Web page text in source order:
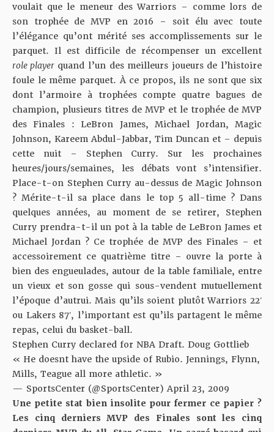
voulait que le meneur des Warriors – comme lors de
son trophée de MVP en 2016 – soit élu avec toute
l’élégance qu’ont mérité ses accomplissements sur le
parquet. Il est difficile de récompenser un excellent
role playerquand l’un des meilleurs joueurs de l’histoire
foule le même parquet. À ce propos, ils ne sont que six
dont l’armoire à trophées compte quatre bagues de
champion, plusieurs titres de MVP et le trophée de MVP
des Finales : LeBron James, Michael Jordan, Magic
Johnson, Kareem Abdul-Jabbar, Tim Duncan et – depuis
cette nuit – Stephen Curry. Sur les prochaines
heures/jours/semaines, les débats vont s’intensifier.
Place-t-on Stephen Curry au-dessus de Magic Johnson
? Mérite-t-il sa place dans le top 5 all-time ? Dans
quelques années, au moment de se retirer, Stephen
Curry prendra-t-il un pot à la table de LeBron James et
Michael Jordan ? Ce trophée de MVP des Finales – et
accessoirement ce quatrième titre – ouvre la porte à
bien des engueulades, autour de la table familiale, entre
un vieux et son gosse qui sous-vendent mutuellement
l’époque d’autrui. Mais qu’ils soient plutôt Warriors 22′
ou Lakers 87′, l’important est qu’ils partagent le même
repas, celui du basket-ball.
Stephen Curry declared for NBA Draft. Doug Gottlieb
« He doesnt have the upside of Rubio. Jennings, Flynn,
Mills, Teague all more athletic. »
— SportsCenter (@SportsCenter) April 23, 2009
Une petite stat bien insolite pour fermer ce papier ?
Les cinq derniers MVP des Finales sont les cinq